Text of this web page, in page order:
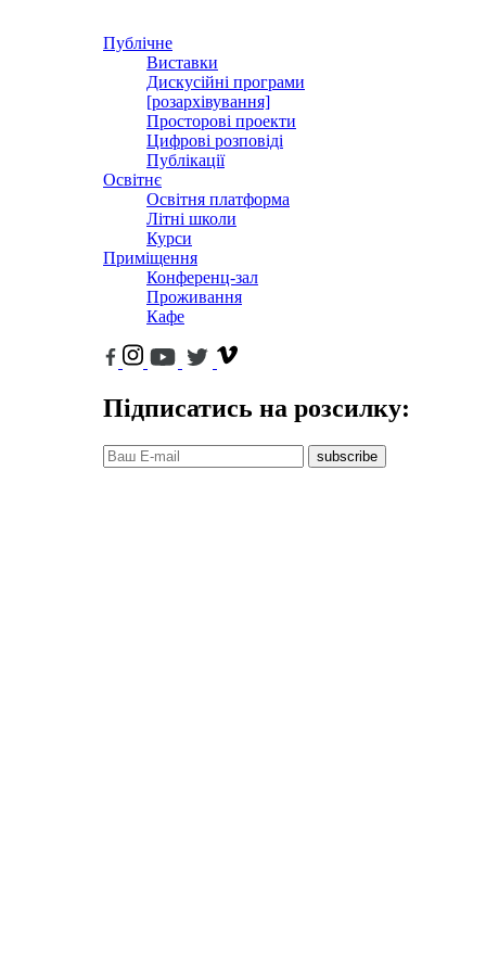
Публічне
Виставки
Дискусійні програми
[розархівування]
Просторові проекти
Цифрові розповіді
Публікації
Освітнє
Освітня платформа
Літні школи
Курси
Приміщення
Конференц-зал
Проживання
Кафе
Підписатись на розсилку:
subscribe